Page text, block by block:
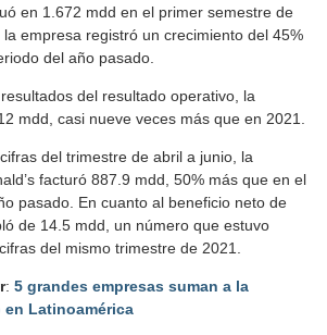
en 1.672 mdd en el primer semestre de
empresa registró un crecimiento del 45%
del año pasado.
del resultado operativo, la
mdd, casi nueve veces más que en 2021.
del trimestre de abril a junio, la
facturó 887.9 mdd, 50% más que en el
pasado. En cuanto al beneficio neto de
de 14.5 mdd, un número que estuvo
del mismo trimestre de 2021.
: 5 grandes empresas suman a la
Latinoamérica